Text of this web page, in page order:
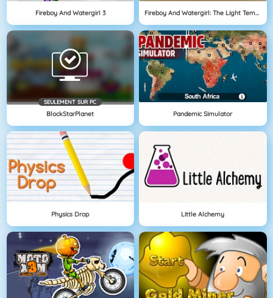
Fireboy And Watergirl 3 Fireboy And Watergirl: The Light Temple
SEULEMENT SUR PC
BlockStarPlanet Pandemic Simulator
Physics Drop Little Alchemy